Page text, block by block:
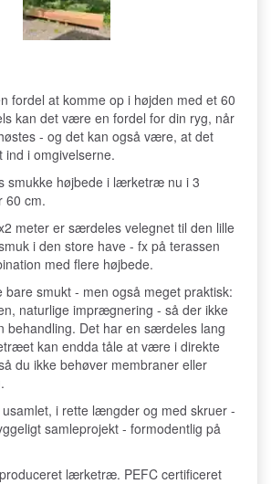
fordel at komme op i højden med et 60
kan det være en fordel for din ryg, når
- og det kan også være, at det
ind i omgivelserne.
smukke højbede i lærketræ nu i 3
60 cm.
meter er særdeles velegnet til den lille
i den store have - fx på terassen
med flere højbede.
smukt - men også meget praktisk:
naturlige imprægnering - så der ikke
behandling. Det har en særdeles lang
kan endda tåle at være i direkte
du ikke behøver membraner eller
i rette længder og med skruer -
samleprojekt - formodentlig på
lærketræ. PEFC certificeret